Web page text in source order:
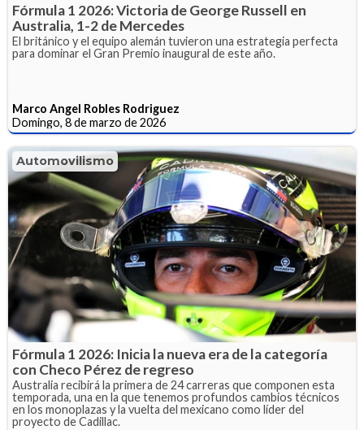
Fórmula 1 2026: Victoria de George Russell en
Australia, 1-2 de Mercedes
El británico y el equipo alemán tuvieron una estrategia perfecta
para dominar el Gran Premio inaugural de este año.
Marco Angel Robles Rodriguez
Domingo, 8 de marzo de 2026
Automovilismo
Fórmula 1 2026: Inicia la nueva era de la categoría
con Checo Pérez de regreso
Australia recibirá la primera de 24 carreras que componen esta
temporada, una en la que tenemos profundos cambios técnicos
en los monoplazas y la vuelta del mexicano como líder del
proyecto de Cadillac.